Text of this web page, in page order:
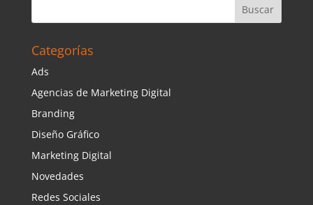
Categorías
Ads
Agencias de Marketing Digital
Branding
Diseño Gráfico
Marketing Digital
Novedades
Redes Sociales